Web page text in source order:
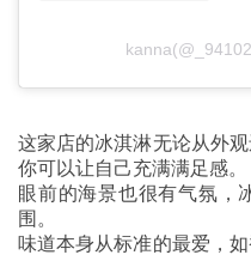
这家店的冰淇淋无论从外
你可以让自己充满满足感。
眼前的海景也很有气氛，
围。
味道本身从标准的最爱，